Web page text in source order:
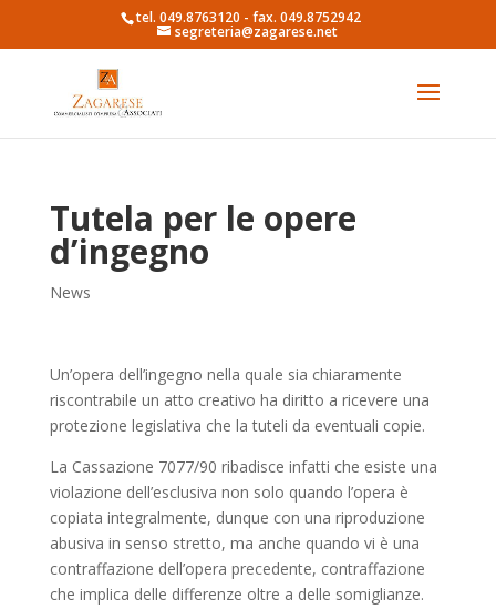
tel. 049.8763120 - fax. 049.8752942
segreteria@zagarese.net
Tutela per le opere
d’ingegno
News
Un’opera dell’ingegno nella quale sia chiaramente
riscontrabile un atto creativo ha diritto a ricevere una
protezione legislativa che la tuteli da eventuali copie.
La Cassazione 7077/90 ribadisce infatti che esiste una
violazione dell’esclusiva non solo quando l’opera è
copiata integralmente, dunque con una riproduzione
abusiva in senso stretto, ma anche quando vi è una
contraffazione dell’opera precedente, contraffazione
che implica delle differenze oltre a delle somiglianze.